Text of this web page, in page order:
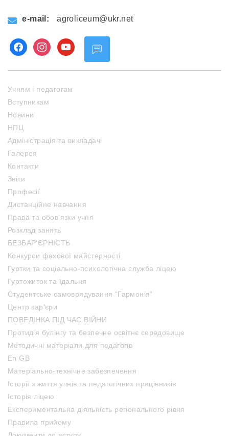
e-mail: agroliceum@ukr.net
facebookinstagramyoutube
Учням і педагогам
Вступникам
Новини
НПЦ
Адміністрація та викладачі
Галерея
Контакти
Звіти
Професії
Дистанційне навчання
Права та обов’язки учня
Розклад занять
БЕЗБАР’ЄРНІСТЬ
Конкурси фахової майстерності
Гуртки та соціально-психологічна служба ліцею
Гуртожиток та їдальня
Студентське самоврядування “Гармонія”
Центр кар’єри
ПОВЕДІНКА ПІД ЧАС ВІЙНИ
Протидія булінгу та безпечне освітнє середовище
Методичні матеріали для педагогів
En GB
Матеріально-технічне забезпечення
Історії з життя учнів та педагогічних працівників
Історія ліцею
Експериментальна діяльність регіонального рівня
Правила прийому